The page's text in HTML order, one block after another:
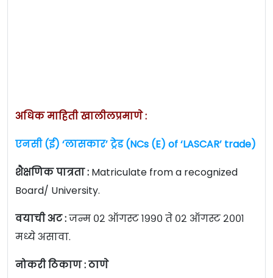
अधिक माहिती खालीलप्रमाणे :
एनसी (ई) ‘लासकार’ ट्रेड (NCs (E) of ‘LASCAR’ trade)
शैक्षणिक पात्रता : Matriculate from a recognized
Board/ University.
वयाची अट : जन्म ०२ ऑगस्ट १९९० ते ०२ ऑगस्ट २००१
मध्ये असावा.
नोकरी ठिकाण : ठाणे